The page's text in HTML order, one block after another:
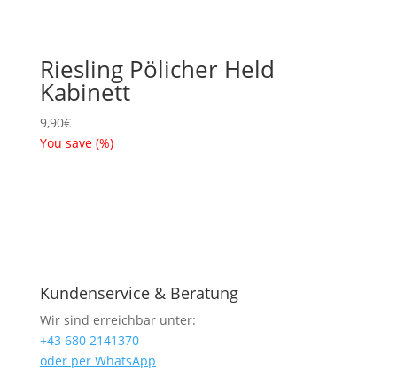
Riesling Pölicher Held
Kabinett
9,90€
You save (%)
Kundenservice & Beratung
Wir sind erreichbar unter:
+43 680 2141370
oder per WhatsApp